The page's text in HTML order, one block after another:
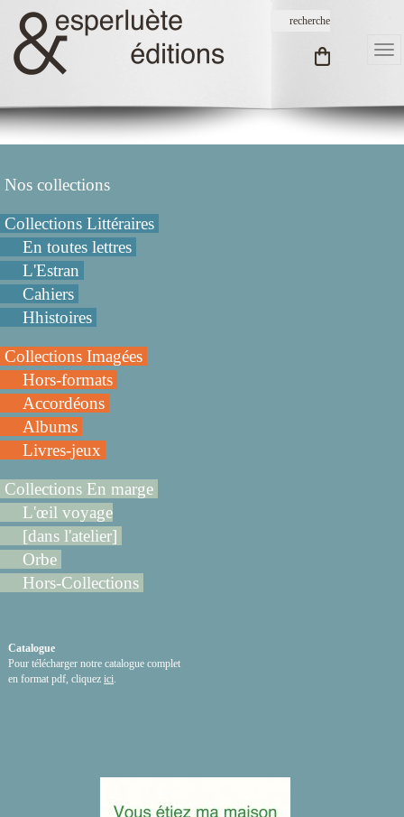
Nos collections
Collections Littéraires
En toutes lettres
L'Estran
Cahiers
Hhistoires
Collections Imagées
Hors-formats
Accordéons
Albums
Livres-jeux
Collections En marge
L'œil voyage
[dans l'atelier]
Orbe
Hors-Collections
Catalogue
Pour télécharger notre catalogue complet
en format pdf, cliquez ici.